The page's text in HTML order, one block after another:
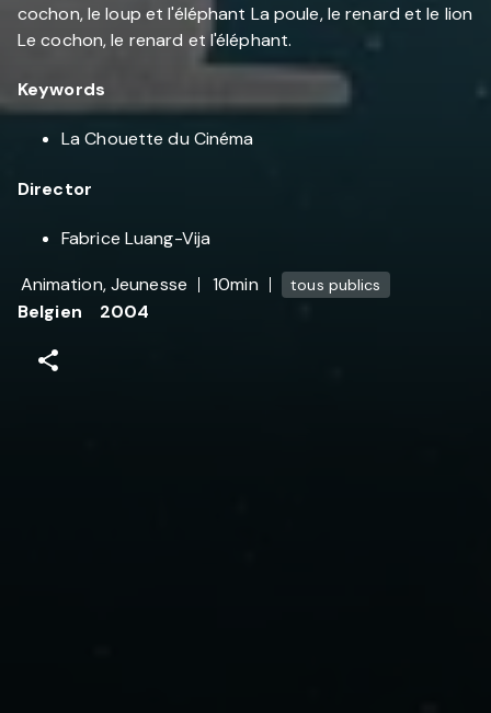
cochon, le loup et l'éléphant La poule, le renard et le lion
Le cochon, le renard et l'éléphant.
Keywords
La Chouette du Cinéma
Director
Fabrice Luang-Vija
Animation, Jeunesse
10min tous publics
Belgien 2004